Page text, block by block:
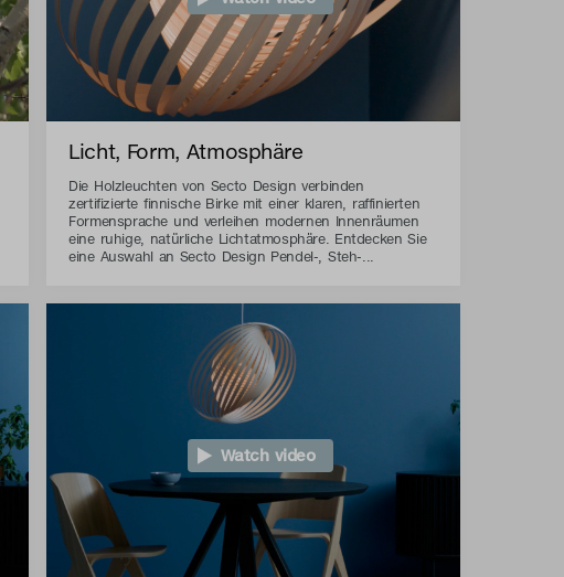
Licht, Form, Atmosphäre
Die Holzleuchten von Secto Design verbinden
zertifizierte finnische Birke mit einer klaren, raffinierten
Formensprache und verleihen modernen Innenräumen
eine ruhige, natürliche Lichtatmosphäre. Entdecken Sie
eine Auswahl an Secto Design Pendel-, Steh-...
Watch video